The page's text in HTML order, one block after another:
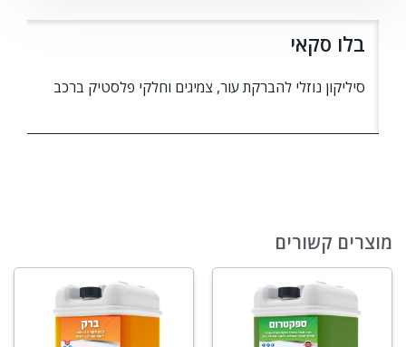
בלו סקאי
סיליקון נוזלי להברקת עור, צמיגים וחלקי פלסטיק ברכב
מוצרים קשורים